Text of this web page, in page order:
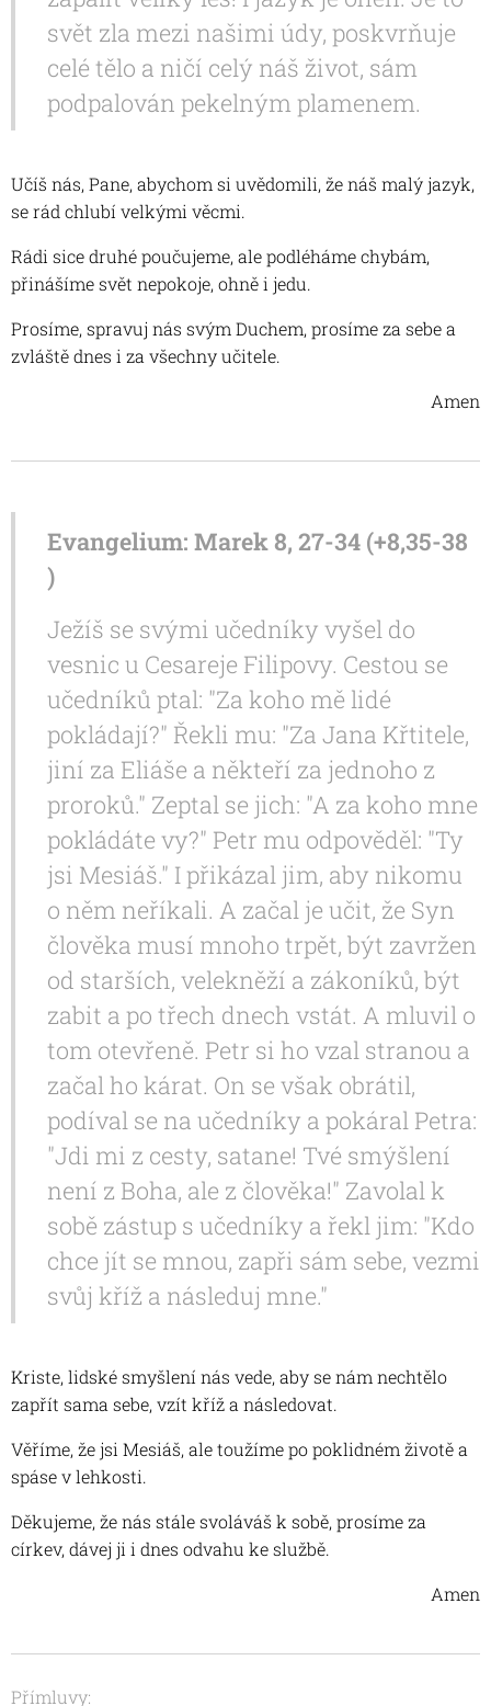
svět zla mezi našimi údy, poskvrňuje
celé tělo a ničí celý náš život, sám
podpalován pekelným plamenem.
Učíš nás, Pane, abychom si uvědomili, že náš malý jazyk,
se rád chlubí velkými věcmi.
Rádi sice druhé poučujeme, ale podléháme chybám,
přinášíme svět nepokoje, ohně i jedu.
Prosíme, spravuj nás svým Duchem, prosíme za sebe a
zvláště dnes i za všechny učitele.
Amen
Evangelium: Marek 8, 27-34 (+8,35-38
)
Ježíš se svými učedníky vyšel do
vesnic u Cesareje Filipovy. Cestou se
učedníků ptal: "Za koho mě lidé
pokládají?" Řekli mu: "Za Jana Křtitele,
jiní za Eliáše a někteří za jednoho z
proroků." Zeptal se jich: "A za koho mne
pokládáte vy?" Petr mu odpověděl: "Ty
jsi Mesiáš." I přikázal jim, aby nikomu
o něm neříkali. A začal je učit, že Syn
člověka musí mnoho trpět, být zavržen
od starších, velekněží a zákoníků, být
zabit a po třech dnech vstát. A mluvil o
tom otevřeně. Petr si ho vzal stranou a
začal ho kárat. On se však obrátil,
podíval se na učedníky a pokáral Petra:
"Jdi mi z cesty, satane! Tvé smýšlení
není z Boha, ale z člověka!" Zavolal k
sobě zástup s učedníky a řekl jim: "Kdo
chce jít se mnou, zapři sám sebe, vezmi
svůj kříž a následuj mne."
Kriste, lidské smyšlení nás vede, aby se nám nechtělo
zapřít sama sebe, vzít kříž a následovat.
Věříme, že jsi Mesiáš, ale toužíme po poklidném životě a
spáse v lehkosti.
Děkujeme, že nás stále svoláváš k sobě, prosíme za
církev, dávej ji i dnes odvahu ke službě.
Amen
Přímluvy: